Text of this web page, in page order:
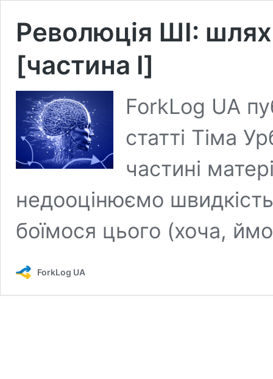
Революція ШІ:
[частина I]
ForkLog UA
статті Тіма
частині
недооцінюємо
боїмося цього (хоча,
ForkLog UA